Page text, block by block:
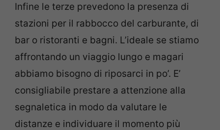
Infine le terze prevedono la presenza di
stazioni per il rabbocco del carburante, di
bar o ristoranti e bagni. L’ideale se stiamo
affrontando un viaggio lungo e magari
abbiamo bisogno di riposarci in po’. E’
consigliabile prestare a attenzione alla
segnaletica in modo da valutare le
distanze e individuare il momento più